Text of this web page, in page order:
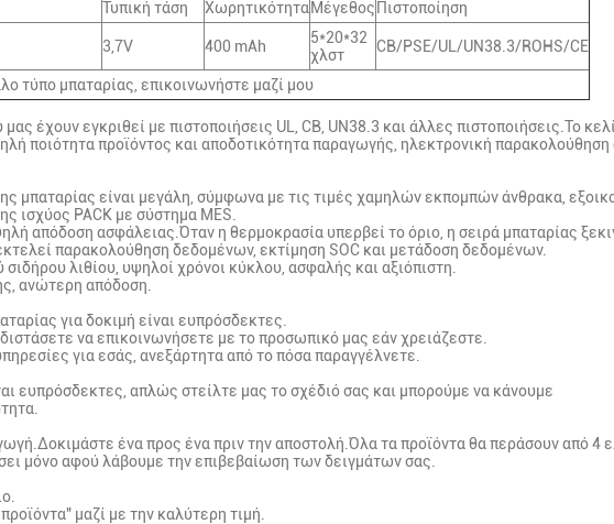
Τυπική τάση ΧωρητικότηταΜέγεθος Πιστοποίηση
3,7V 400 mAh
5*20*32
χλστ
CB/PSE/UL/UN38.3/ROHS/CE
τύπο μπαταρίας, επικοινωνήστε μαζί μου
έχουν εγκριθεί με πιστοποιήσεις UL, CB, UN38.3 και άλλες πιστοποιήσεις.Το
ποιότητα προϊόντος και αποδοτικότητα παραγωγής, ηλεκτρονική
μπαταρίας είναι μεγάλη, σύμφωνα με τις τιμές χαμηλών εκπομπών άνθρακα,
ισχύος PACK με σύστημα MES.
απόδοση ασφάλειας.Όταν η θερμοκρασία υπερβεί το όριο, η σειρά μπαταρίας
παρακολούθηση δεδομένων, εκτίμηση SOC και μετάδοση δεδομένων.
λιθίου, υψηλοί χρόνοι κύκλου, ασφαλής και αξιόπιστη.
ανώτερη απόδοση.
για δοκιμή είναι ευπρόσδεκτες.
να επικοινωνήσετε με το προσωπικό μας εάν χρειάζεστε.
για εσάς, ανεξάρτητα από το πόσα παραγγέλνετε.
ευπρόσδεκτες, απλώς στείλτε μας το σχέδιό σας και μπορούμε να κάνουμε
ένα προς ένα πριν την αποστολή.Όλα τα προϊόντα θα περάσουν από 4
μόνο αφού λάβουμε την επιβεβαίωση των δειγμάτων σας.
μαζί με την καλύτερη τιμή.